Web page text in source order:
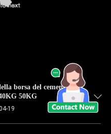
borsa del cemento
50KG
19